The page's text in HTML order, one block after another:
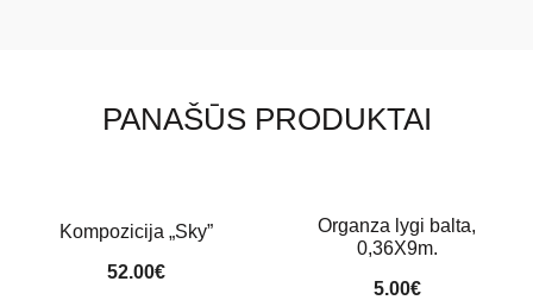
PANAŠŪS PRODUKTAI
Kompozicija „Sky”
52.00€
Organza lygi balta,
0,36X9m.
5.00€